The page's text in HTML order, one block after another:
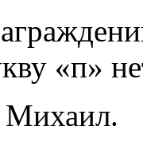
«п»
Михаил.